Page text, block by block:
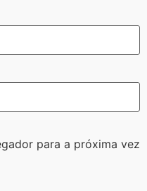
para a próxima vez